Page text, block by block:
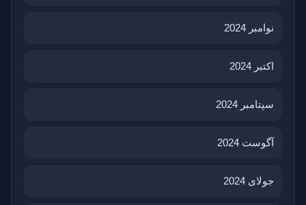
نوامبر 2024
اکتبر 2024
سپتامبر 2024
آگوست 2024
جولای 2024